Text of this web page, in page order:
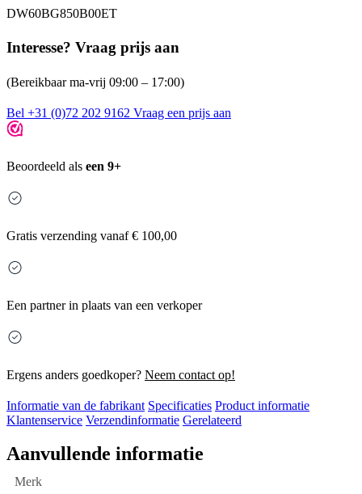
DW60BG850B00ET
Interesse? Vraag prijs aan
(Bereikbaar ma-vrij 09:00 – 17:00)
Bel +31 (0)72 202 9162 Vraag een prijs aan
Beoordeeld als een 9+
Gratis verzending vanaf € 100,00
Een partner in plaats van een verkoper
Ergens anders goedkoper? Neem contact op!
Informatie van de fabrikant Specificaties Product informatie
Klantenservice Verzendinformatie Gerelateerd
Aanvullende informatie
Merk